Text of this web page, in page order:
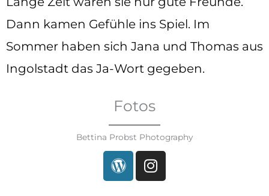
Dann kamen Gefühle ins Spiel. Im
Sommer haben sich Jana und Thomas aus
Ingolstadt das Ja-Wort gegeben.
Fotos
Bettina Probst Photography